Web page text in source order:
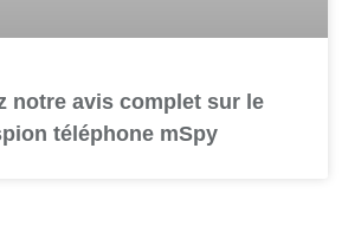
notre avis complet sur le
téléphone mSpy